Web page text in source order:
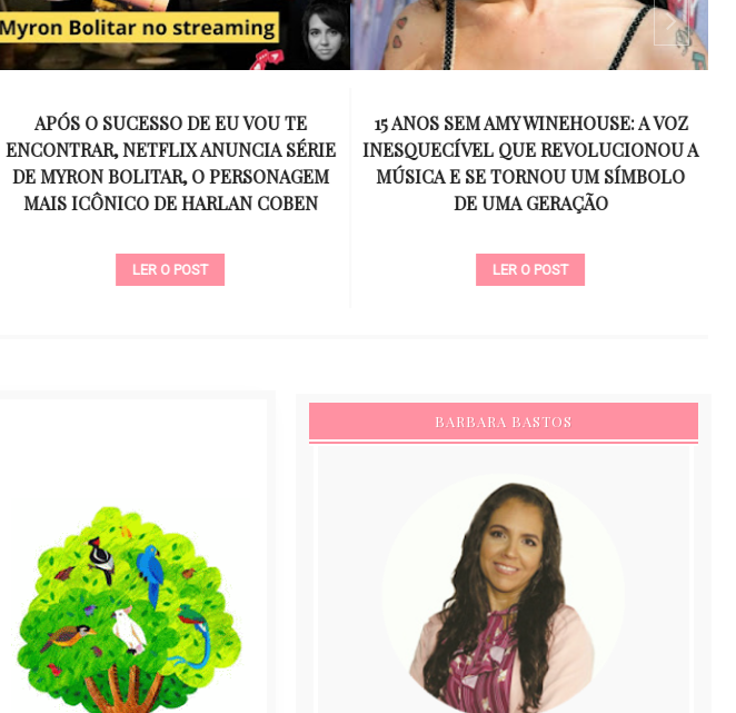
APÓS O SUCESSO DE EU VOU TE
ENCONTRAR, NETFLIX ANUNCIA SÉRIE
DE MYRON BOLITAR, O PERSONAGEM
MAIS ICÔNICO DE HARLAN COBEN
LER O POST
15 ANOS SEM AMY WINEHOUSE: A VOZ
INESQUECÍVEL QUE REVOLUCIONOU A
MÚSICA E SE TORNOU UM SÍMBOLO
DE UMA GERAÇÃO
LER O POST
BARBARA BASTOS